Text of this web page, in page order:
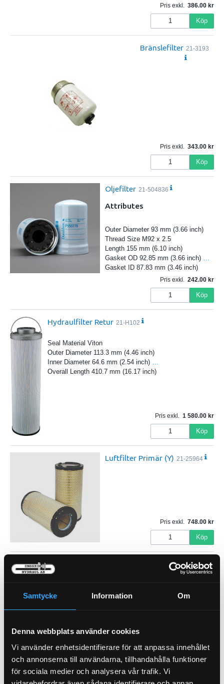
Samtycke Information Om
Denna webbplats använder cookies
Vi använder enhetsidentifierare för att anpassa innehållet
och annonserna till användarna, tillhandahålla funktioner
för sociala medier och analysera vår trafik. Vi
Pris exkl. 386.00
Köp
Bränslefilter 21-3193
Pris exkl. 343.00
Köp
Oljefilter 21-504836
Attributes
Outer Diameter 93 mm (3.66 inch)
Thread Size M92 x 2.5
Length 155 mm (6.10 inch)
Gasket OD 92.85 mm (3.66 inch)
Gasket ID 87.83 mm (3.46 inch)
Pris exkl. 242.00
Köp
Hydraulfilter Retur 21-H102
Seal Material Viton
Outer Diameter 113.3 mm (4.46 inch)
Inner Diameter 64.6 mm (2.54 inch) …
Overall Length 410.7 mm (16.17 inch)
Pris exkl. 1 580.00
Köp
Luftfilter Primär (Y) 21-25964
Pris exkl. 748.00
Köp
Luftfilter Säkerhet (I) 21-55200
Köp
Hyttfilter 21-46424